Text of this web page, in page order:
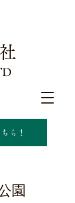
ら！
園